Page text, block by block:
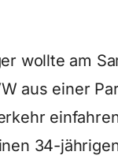
wollte am
aus einer
34-